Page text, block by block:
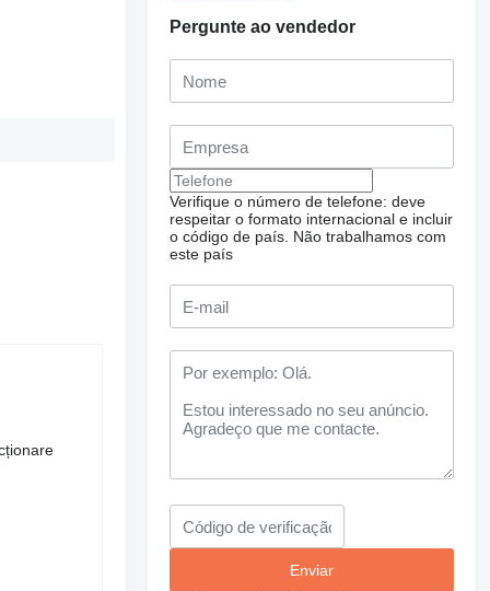
Pergunte ao vendedor
Verifique o número de telefone: deve
respeitar o formato internacional e incluir
o código de país. Não trabalhamos com
este país